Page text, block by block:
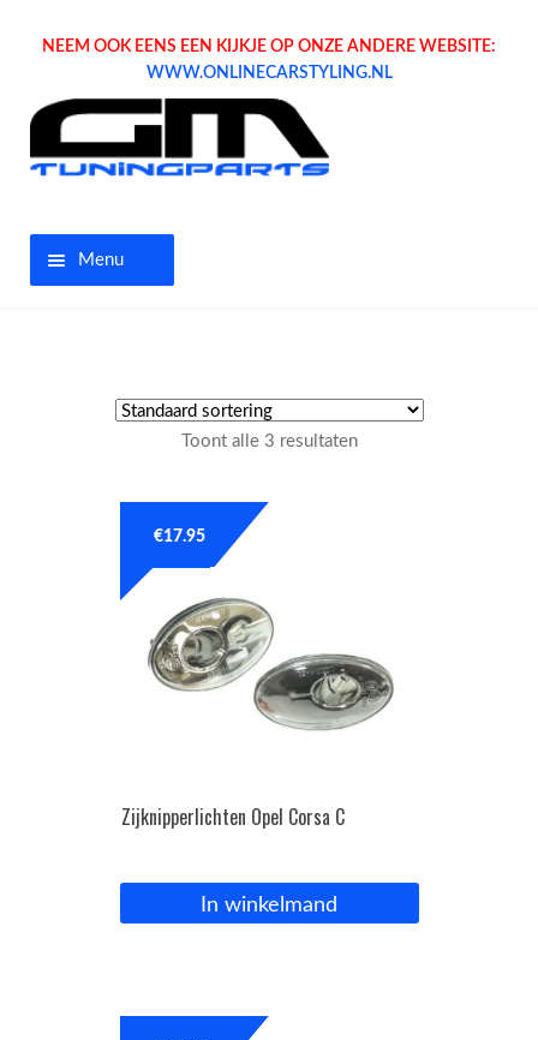
NEEM OOK EENS EEN KIJKJE OP ONZE ANDERE WEBSITE:
WWW.ONLINECARSTYLING.NL
Menu
Tuning parts
OPC Line
Bedrijfswagen parts
Inloggen / Registreren
Toont alle 3 resultaten
Zijknipperlichten Opel Corsa C
€17.95
In winkelmand